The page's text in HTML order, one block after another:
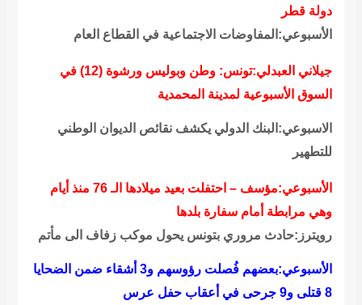
دولة قطر
الأسبوعي:المفاوضات الاجتماعية في القطاع العام
جيلاني العبدلي:تونس: وطن وبوليس ورشوة (12) في
السوق الأسبوعية لمدينة المحمدية
الاسبوعي:البنك الدولي يكشف نقائص الديوان الوطني
للتطهير
الأسبوعي:مؤسف – احتفلت بعيد ميلادها الـ 76 منذ أيام
وهي مرابطة أمام سفارة بلدها
رويترز:حادث مروري بتونس يحول موكب زفاف الى مأتم
الأسبوعي:بعضهم فُصلت رؤوسهم و3 أشقاء ضمن الضحايا
8 قتلى و9 جرحى في أعقاب حفل عرس